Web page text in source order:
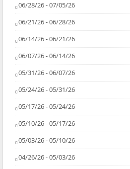
06/28/26 - 07/05/26
06/21/26 - 06/28/26
06/14/26 - 06/21/26
06/07/26 - 06/14/26
05/31/26 - 06/07/26
05/24/26 - 05/31/26
05/17/26 - 05/24/26
05/10/26 - 05/17/26
05/03/26 - 05/10/26
04/26/26 - 05/03/26